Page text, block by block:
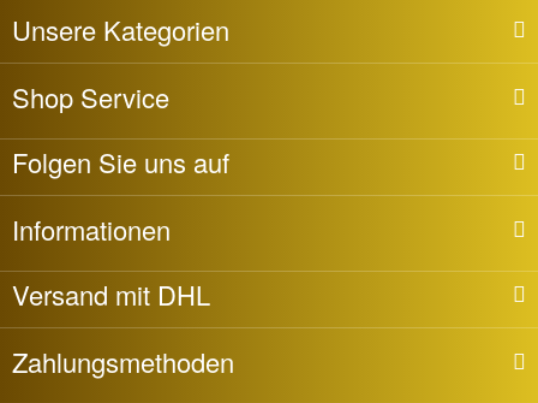
Unsere Kategorien
Shop Service
Folgen Sie uns auf
Informationen
Versand mit DHL
Zahlungsmethoden